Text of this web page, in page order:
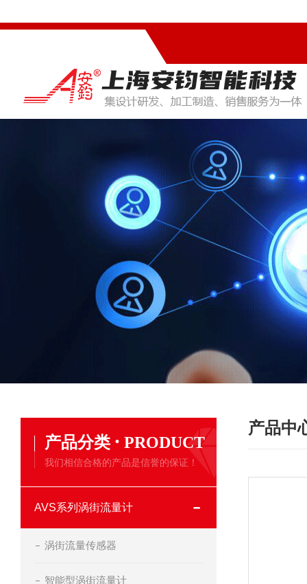
产品分类 · PRODUCT
我们相信合格的产品是信誉的保证！
AVS系列涡街流量计
涡街流量传感器
智能型涡街流量计
产品中